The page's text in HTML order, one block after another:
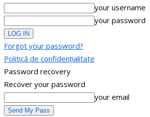
your username
your password
Forgot your password?
Politică de confidențialitate
Password recovery
Recover your password
your email